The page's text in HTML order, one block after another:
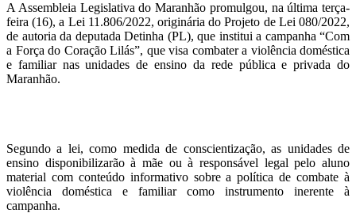
A Assembleia Legislativa do Maranhão promulgou, na última terça-
feira (16), a Lei 11.806/2022, originária do Projeto de Lei 080/2022,
de autoria da deputada Detinha (PL), que institui a campanha “Com
a Força do Coração Lilás”, que visa combater a violência doméstica
e familiar nas unidades de ensino da rede pública e privada do
Maranhão.
Segundo a lei, como medida de conscientização, as unidades de
ensino disponibilizarão à mãe ou à responsável legal pelo aluno
material com conteúdo informativo sobre a política de combate à
violência doméstica e familiar como instrumento inerente à
campanha.